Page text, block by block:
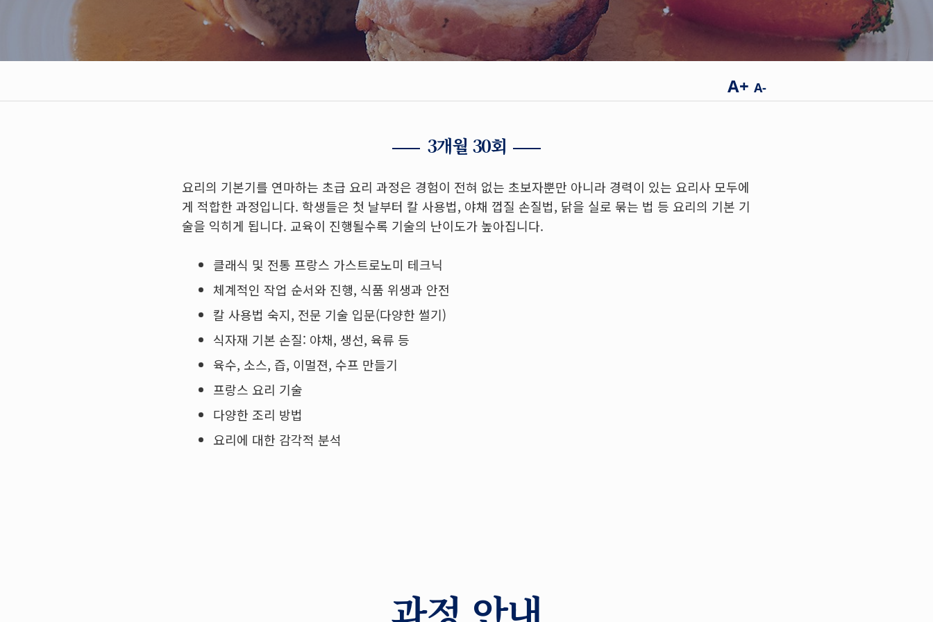
A+ A-
3개월 30회
요리의 기본기를 연마하는 초급 요리 과정은 경험이 전혀 없는 초보자뿐만 아니라 경력이 있는 요리사 모두에
게 적합한 과정입니다. 학생들은 첫 날부터 칼 사용법, 야채 껍질 손질법, 닭을 실로 묶는 법 등 요리의 기본 기
술을 익히게 됩니다. 교육이 진행될수록 기술의 난이도가 높아집니다.
클래식 및 전통 프랑스 가스트로노미 테크닉
체계적인 작업 순서와 진행, 식품 위생과 안전
칼 사용법 숙지, 전문 기술 입문(다양한 썰기)
식자재 기본 손질: 야채, 생선, 육류 등
육수, 소스, 즙, 이멀젼, 수프 만들기
프랑스 요리 기술
다양한 조리 방법
요리에 대한 감각적 분석
과정 안내